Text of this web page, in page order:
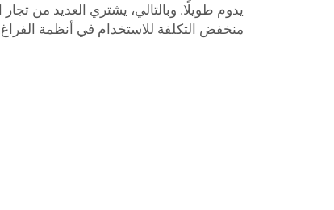
منخفض التكلفة للاستخدام في أنظمة